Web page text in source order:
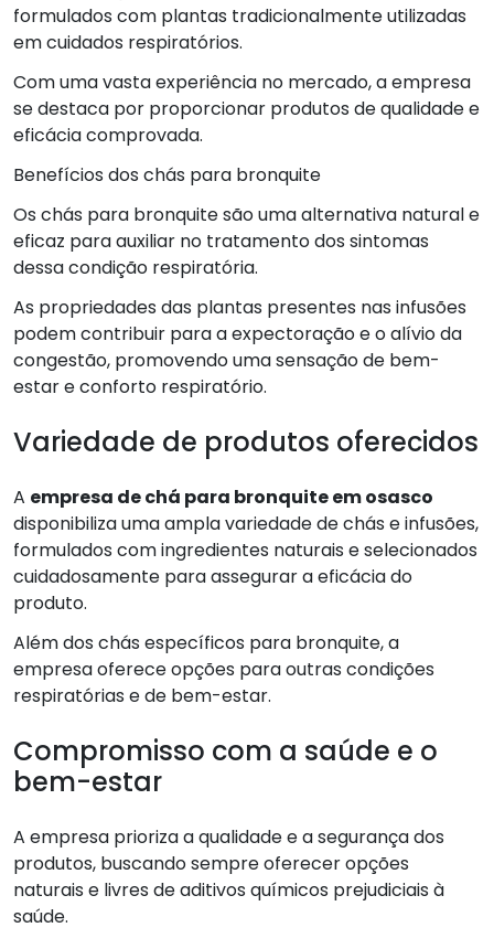
formulados com plantas tradicionalmente utilizadas
em cuidados respiratórios.
Com uma vasta experiência no mercado, a empresa
se destaca por proporcionar produtos de qualidade e
eficácia comprovada.
Benefícios dos chás para bronquite
Os chás para bronquite são uma alternativa natural e
eficaz para auxiliar no tratamento dos sintomas
dessa condição respiratória.
As propriedades das plantas presentes nas infusões
podem contribuir para a expectoração e o alívio da
congestão, promovendo uma sensação de bem-
estar e conforto respiratório.
Variedade de produtos oferecidos
A empresa de chá para bronquite em osasco
disponibiliza uma ampla variedade de chás e infusões,
formulados com ingredientes naturais e selecionados
cuidadosamente para assegurar a eficácia do
produto.
Além dos chás específicos para bronquite, a
empresa oferece opções para outras condições
respiratórias e de bem-estar.
Compromisso com a saúde e o
bem-estar
A empresa prioriza a qualidade e a segurança dos
produtos, buscando sempre oferecer opções
naturais e livres de aditivos químicos prejudiciais à
saúde.